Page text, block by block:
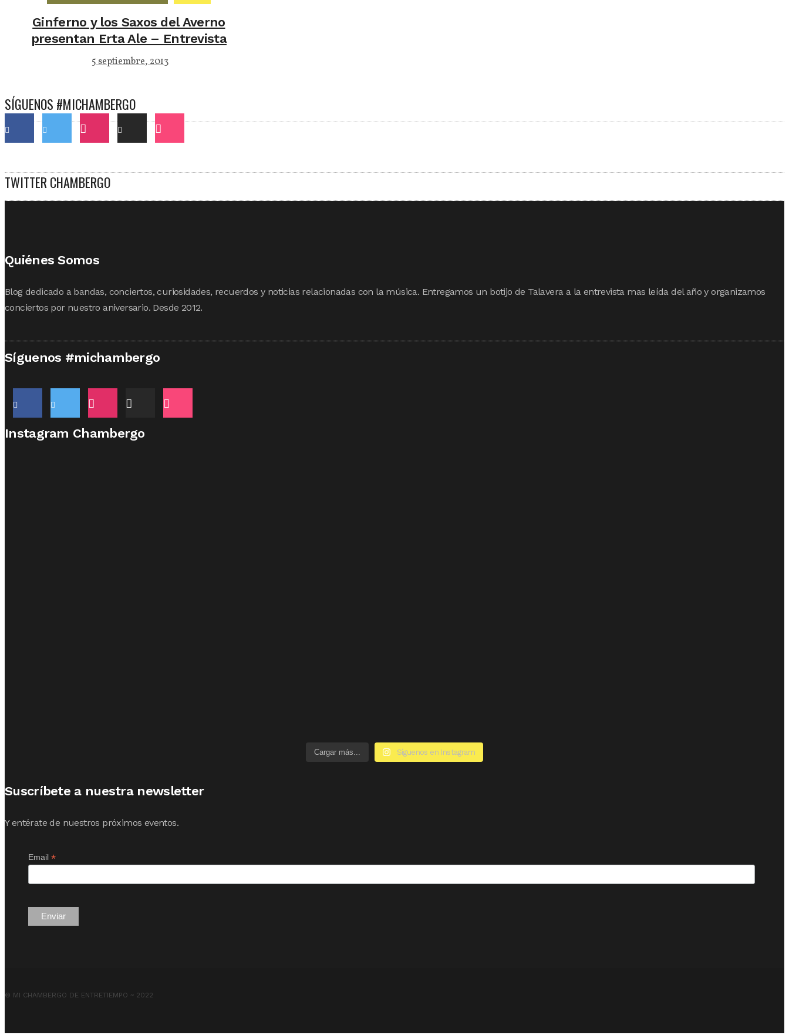
Ginferno y los Saxos del Averno
presentan Erta Ale – Entrevista
5 septiembre, 2013
SÍGUENOS #MICHAMBERGO
TWITTER CHAMBERGO
Quiénes Somos
Blog dedicado a bandas, conciertos, curiosidades, recuerdos y noticias relacionadas con la música. Entregamos un botijo de Talavera a la entrevista mas leída del año y organizamos
conciertos por nuestro aniversario. Desde 2012.
Síguenos #michambergo
Instagram Chambergo
Cargar más... Síguenos en Instagram
Suscríbete a nuestra newsletter
Y entérate de nuestros próximos eventos.
Email *
© MI CHAMBERGO DE ENTRETIEMPO ~ 2022